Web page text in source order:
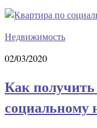
Недвижимость
02/03/2020
Как
социальному